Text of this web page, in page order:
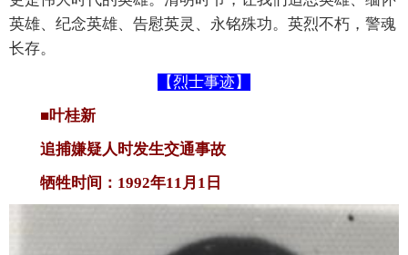
英雄、纪念英雄、告慰英灵、永铭殊功。英烈不朽，警魂
长存。
【烈士事迹】
■叶桂新
追捕嫌疑人时发生交通事故
牺牲时间：1992年11月1日